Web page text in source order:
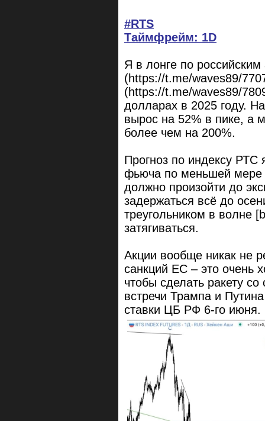
#RTS
Таймфрейм: 1D
Я в лонге по
(https://t.me/waves89/
(https://t.me/waves89/
долларах в 2025 году.
вырос на 52% в пике, а
более чем на 200%.
Прогноз по индексу
фьюча по меньшей мере
должно произойти до
задержаться всё до
треугольником в волне
затягиваться.
Акции вообще никак не
санкций ЕС – это очень
чтобы сделать ракету
встречи Трампа и
ставки ЦБ РФ 6-го июня.